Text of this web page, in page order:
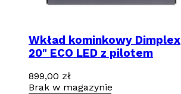
Wkład kominkowy Dimplex
20" ECO LED z pilotem
899,00 zł
Brak w magazynie